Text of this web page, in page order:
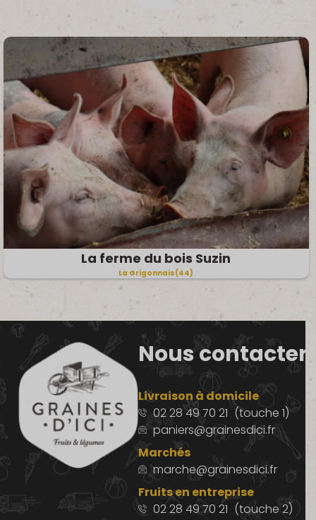
La ferme du bois Suzin
La Grigonnais(44)
Nous contacter
Livraison à domicile
02 28 49 70 21 (touche 1)
paniers@grainesdici.fr
Marchés
marche@grainesdici.fr
Fruits en entreprise
02 28 49 70 21 (touche 2)